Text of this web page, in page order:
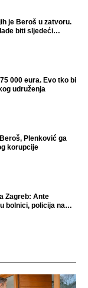
je Beroš u zatvoru.
biti sljedeći
000 eura. Evo tko bi
udruženja
Plenković ga
korupcije
Zagreb: Ante
bolnici, policija na